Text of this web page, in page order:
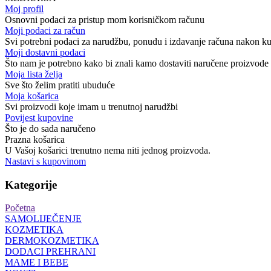
Moj profil
Osnovni podaci za pristup mom korisničkom računu
Moji podaci za račun
Svi potrebni podaci za narudžbu, ponudu i izdavanje računa nakon
Moji dostavni podaci
Što nam je potrebno kako bi znali kamo dostaviti naručene proizvode
Moja lista želja
Sve što želim pratiti ubuduće
Moja košarica
Svi proizvodi koje imam u trenutnoj narudžbi
Povijest kupovine
Što je do sada naručeno
Prazna košarica
U Vašoj košarici trenutno nema niti jednog proizvoda.
Nastavi s kupovinom
Kategorije
Početna
SAMOLIJEČENJE
KOZMETIKA
DERMOKOZMETIKA
DODACI PREHRANI
MAME I BEBE